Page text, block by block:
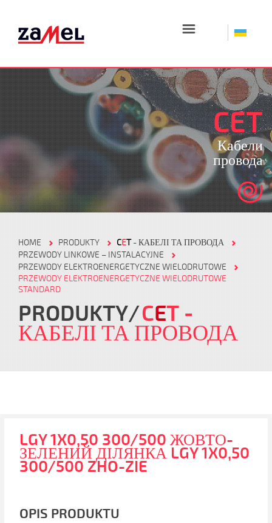
☰
CET
Кабели
провода
HOME PRODUKTY CET- КАБЕЛІ ТА ПРОВОДА
PRZEWODY LINKOWE – INSTALACYJNE
PRZEWODY ELEKTROENERGETYCZNE WIELODRUTOWE
PRZEWODY ELEKTROENERGETYCZNE WIELODRUTOWE
STANDARD
PRODUKTY CET -
КАБЕЛІ ТА ПРОВОДА
LGY 1X0,50 300/500 ЖОВТО-
ЗЕЛЕНИЙ ДІЛЯНКА LGY 1X0,50
300/500 ZHO-ZIE
OPIS PRODUKTU